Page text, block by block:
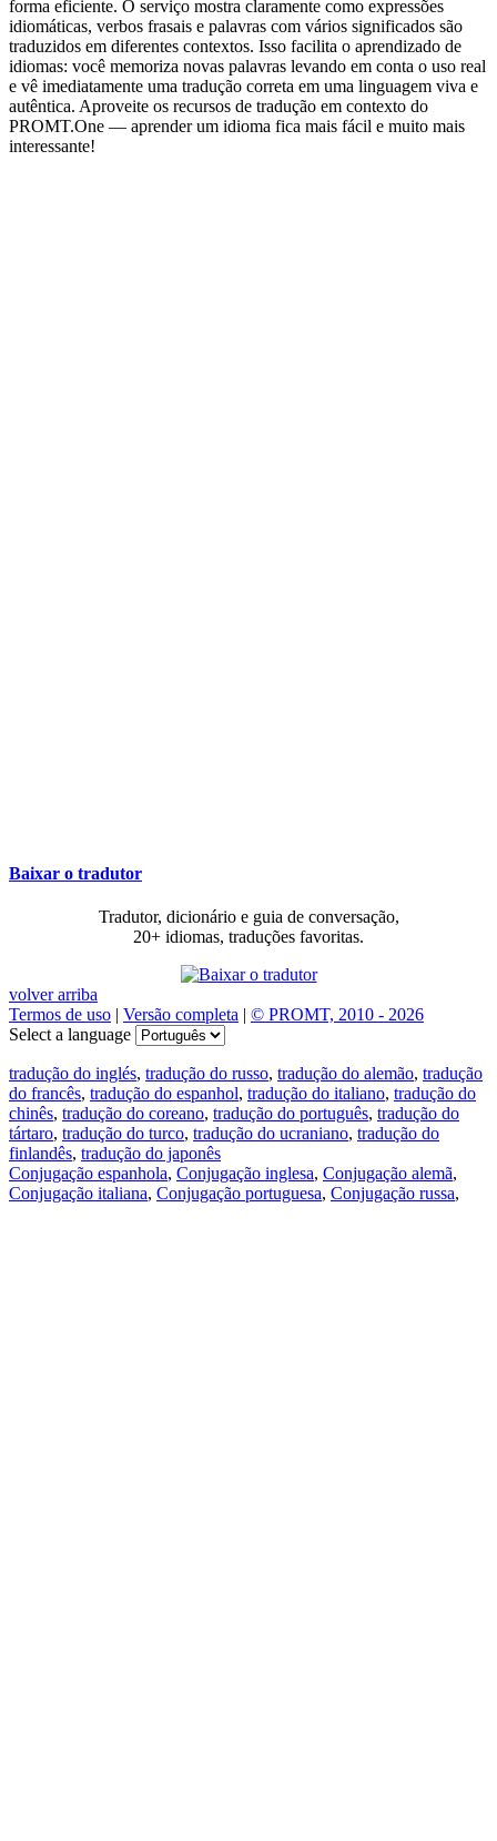
forma eficiente. O serviço mostra claramente como expressões
idiomáticas, verbos frasais e palavras com vários significados são
traduzidos em diferentes contextos. Isso facilita o aprendizado de
idiomas: você memoriza novas palavras levando em conta o uso real
e vê imediatamente uma tradução correta em uma linguagem viva e
autêntica. Aproveite os recursos de tradução em contexto do
PROMT.One — aprender um idioma fica mais fácil e muito mais
interessante!
Baixar o tradutor
Tradutor, dicionário e guia de conversação,
20+ idiomas, traduções favoritas.
volver arriba
Termos de uso | Versão completa | © PROMT, 2010 - 2026
Select a language
tradução do inglés, tradução do russo, tradução do alemão, tradução
do francês, tradução do espanhol, tradução do italiano, tradução do
chinês, tradução do coreano, tradução do português, tradução do
tártaro, tradução do turco, tradução do ucraniano, tradução do
finlandês, tradução do japonês
Conjugação espanhola, Conjugação inglesa, Conjugação alemã,
Conjugação italiana, Conjugação portuguesa, Conjugação russa,